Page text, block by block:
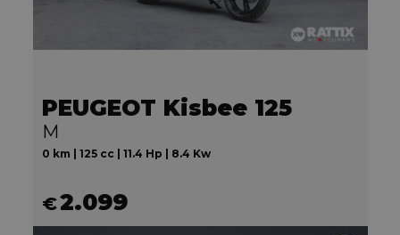
PEUGEOT Kisbee 125
M
0 km | 125 cc | 11.4 Hp | 8.4 Kw
€2.099